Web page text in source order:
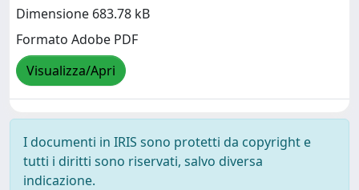
Dimensione 683.78 kB
Formato Adobe PDF
Visualizza/Apri
I documenti in IRIS sono protetti da copyright e
tutti i diritti sono riservati, salvo diversa
indicazione.